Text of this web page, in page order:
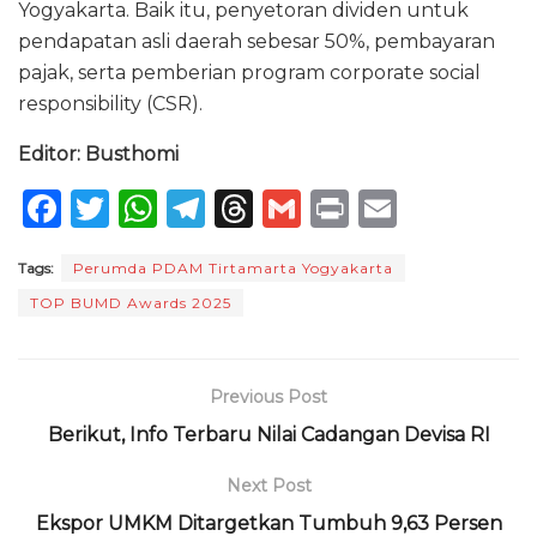
Yogyakarta. Baik itu, penyetoran dividen untuk
pendapatan asli daerah sebesar 50%, pembayaran
pajak, serta pemberian program corporate social
responsibility (CSR).
Editor: Busthomi
F
c
e
o
T
it
te
W
a
ts
p
T
e
g
m
T
re
s
G
ai
P
n
Tags:
Perumda PDAM Tirtamarta Yogyakarta
TOP BUMD Awards 2025
Previous Post
Berikut, Info Terbaru Nilai Cadangan Devisa RI
Next Post
Ekspor UMKM Ditargetkan Tumbuh 9,63 Persen